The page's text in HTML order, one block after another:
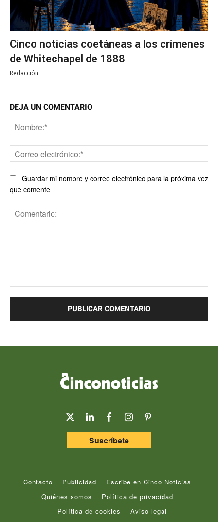
Cinco noticias coetáneas a los crímenes
de Whitechapel de 1888
Redacción
DEJA UN COMENTARIO
Guardar mi nombre y correo electrónico para la próxima vez
que comente
Suscríbete
Contacto Publicidad
Escribe en Cinco Noticias
Quiénes somos
Política de privacidad
Política de cookies
Aviso legal